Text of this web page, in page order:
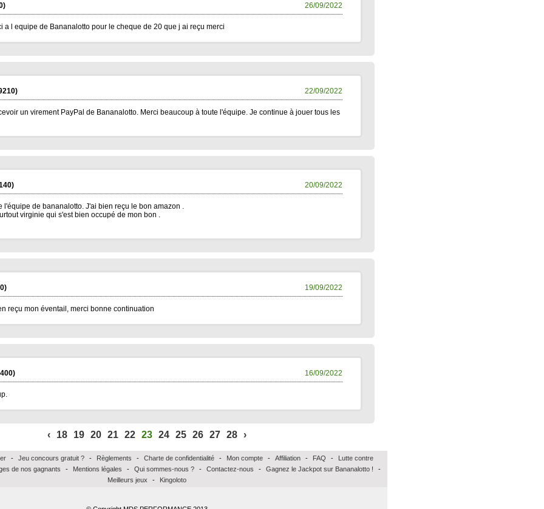
26/09/2022
a l equipe de Bananalotto pour le cheque de 20 que j ai reçu merci
22/09/2022
un virement PayPal de Bananalotto. Merci beaucoup à toute l'équipe. Je continue à jouer tous les
20/09/2022
l'équipe de bananalotto. J'ai bien reçu le bon amazon .
virginie qui s'est bien occupé de mon bon .
19/09/2022
reçu mon éventail, merci bonne continuation
16/09/2022
‹ 18 19 20 21 22 23 24 25 26 27 28 ›
- Jeu concours gratuit ? - Règlements - Charte de confidentialité - Mon compte - Affiliation - FAQ -
Lutte contre
de nos gagnants - Mentions légales - Qui sommes-nous ? - Contactez-nous - Gagnez le Jackpot sur Bananalotto !
-
Meilleurs jeux
- Kingoloto